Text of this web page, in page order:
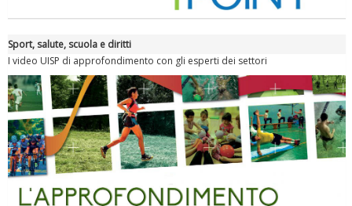
Ddl Lobby, Uisp: “Il Parlamento valorizzi le nostre specificità"
Sport, salute, scuola e diritti
I video UISP di approfondimento con gli esperti dei settori